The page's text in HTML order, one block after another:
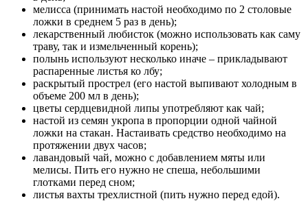
мелисса (принимать настой необходимо по 2 столовые
ложки в среднем 5 раз в день);
лекарственный любисток (можно использовать как саму
траву, так и измельченный корень);
полынь используют несколько иначе – прикладывают
распаренные листья ко лбу;
раскрытый прострел (его настой выпивают холодным в
объеме 200 мл в день);
цветы сердцевидной липы употребляют как чай;
настой из семян укропа в пропорции одной чайной
ложки на стакан. Настаивать средство необходимо на
протяжении двух часов;
лавандовый чай, можно с добавлением мяты или
мелисы. Пить его нужно не спеша, небольшими
глотками перед сном;
листья вахты трехлистной (пить нужно перед едой).